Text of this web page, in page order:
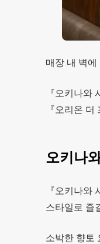
매장 내 벽
『오키나와
『오리온
오키나
『오키나와
스타일로 즐
소박한 향토